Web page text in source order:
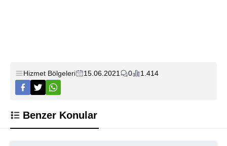
Hizmet Bölgeleri 15.06.2021 0 1.414
Benzer Konular